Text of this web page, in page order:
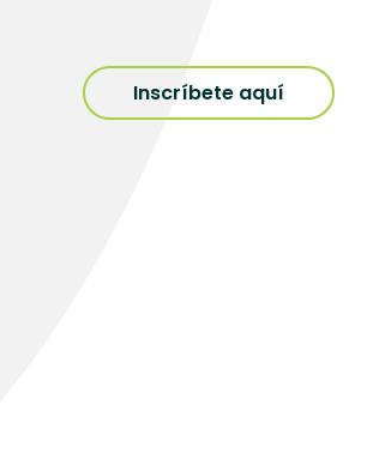
Inscríbete aquí